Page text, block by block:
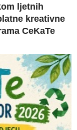
ljetnih
kreativne
CeKaTe